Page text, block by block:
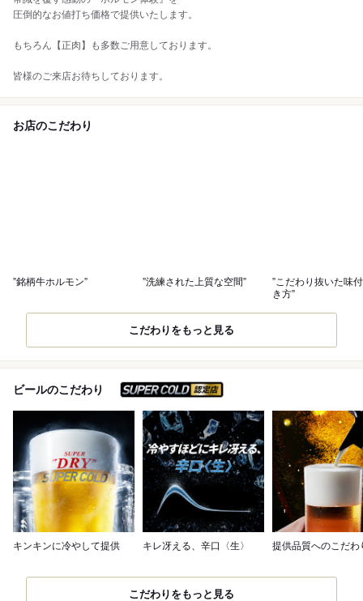
圧倒的なお値打ち価格で提供いたします。
もちろん【正肉】も多数ご用意しております。
皆様のご来店お待ちしております。
お店のこだわり
”銘柄牛ホルモン” ”洗練された上質な空間”
”こだわり抜いた味
き方”
こだわりをもっと見る
ビールのこだわり
キンキンに冷やして提供 キレ冴える、辛口〈生〉 提供品質へのこだわ
こだわりをもっと見る